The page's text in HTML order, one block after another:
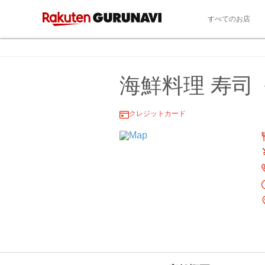
すべてのお店
海鮮料理 寿司
クレジットカード